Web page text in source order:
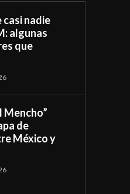
casi nadie
algunas
que
Mencho”
de
México y